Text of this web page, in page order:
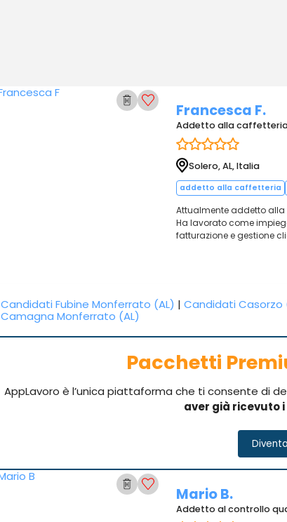
Francesca F.
Addetto alla
Solero, AL, Italia
addetto alla caffetteria
Attualmente addetto alla
Ha lavorato come
fatturazione e gestione
Candidati Fubine Monferrato (AL) | Candidati Casorzo
Camagna Monferrato (AL)
Pacchetti
AppLavoro è l’unica piattaforma che ti consente di
aver già ricevuto
Mario B.
Addetto al controllo